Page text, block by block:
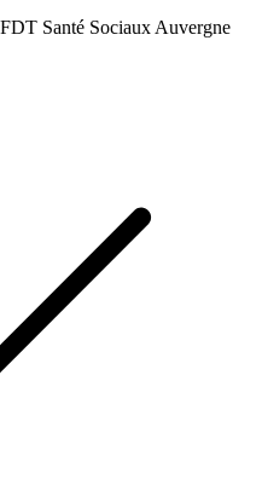
Santé Sociaux Auvergne